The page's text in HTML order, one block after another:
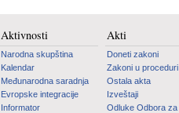
Aktivnosti
Narodna skupština
Kalendar
Međunarodna saradnja
Evropske integracije
Informator
Akti
Doneti zakoni
Zakoni u proceduri
Ostala akta
Izveštaji
Odluke Odbora za